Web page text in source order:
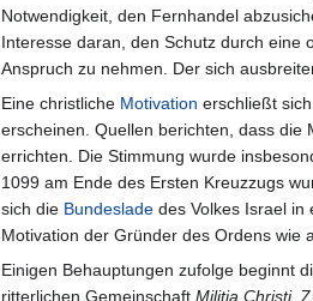
Notwendigkeit, den Fernhandel
Interesse daran, den Schutz durch eine
Anspruch zu nehmen. Der sich
Eine christliche Motivation erschließt
erscheinen. Quellen berichten, dass die
errichten. Die Stimmung wurde
1099 am Ende des Ersten Kreuzzugs
sich die Bundeslade des Volkes Israel in
Motivation der Gründer des Ordens wie
Einigen Behauptungen zufolge beginnt
ritterlichen Gemeinschaft Militia Christi.